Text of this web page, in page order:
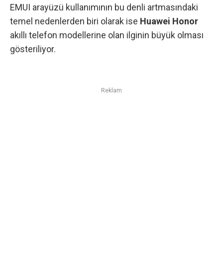
EMUI arayüzü kullanımının bu denli artmasındaki
temel nedenlerden biri olarak ise Huawei Honor
akıllı telefon modellerine olan ilginin büyük olması
gösteriliyor.
Reklam